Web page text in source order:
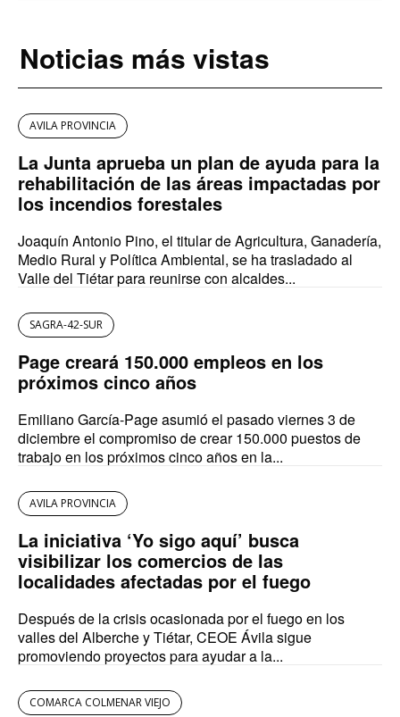
Noticias más vistas
AVILA PROVINCIA
La Junta aprueba un plan de ayuda para la
rehabilitación de las áreas impactadas por
los incendios forestales
Joaquín Antonio Pino, el titular de Agricultura, Ganadería,
Medio Rural y Política Ambiental, se ha trasladado al
Valle del Tiétar para reunirse con alcaldes...
SAGRA-42-SUR
Page creará 150.000 empleos en los
próximos cinco años
Emiliano García-Page asumió el pasado viernes 3 de
diciembre el compromiso de crear 150.000 puestos de
trabajo en los próximos cinco años en la...
AVILA PROVINCIA
La iniciativa ‘Yo sigo aquí’ busca
visibilizar los comercios de las
localidades afectadas por el fuego
Después de la crisis ocasionada por el fuego en los
valles del Alberche y Tiétar, CEOE Ávila sigue
promoviendo proyectos para ayudar a la...
COMARCA COLMENAR VIEJO